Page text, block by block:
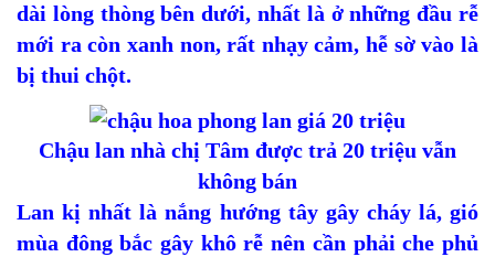
dài lòng thòng bên dưới, nhất là ở những đầu rễ
mới ra còn xanh non, rất nhạy cảm, hễ sờ vào là
bị thui chột.
Chậu lan nhà chị Tâm được trả 20 triệu vẫn
không bán
Lan kị nhất là nắng hướng tây gây cháy lá, gió
mùa đông bắc gây khô rễ nên cần phải che phủ